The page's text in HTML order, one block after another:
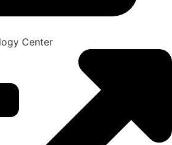
Center